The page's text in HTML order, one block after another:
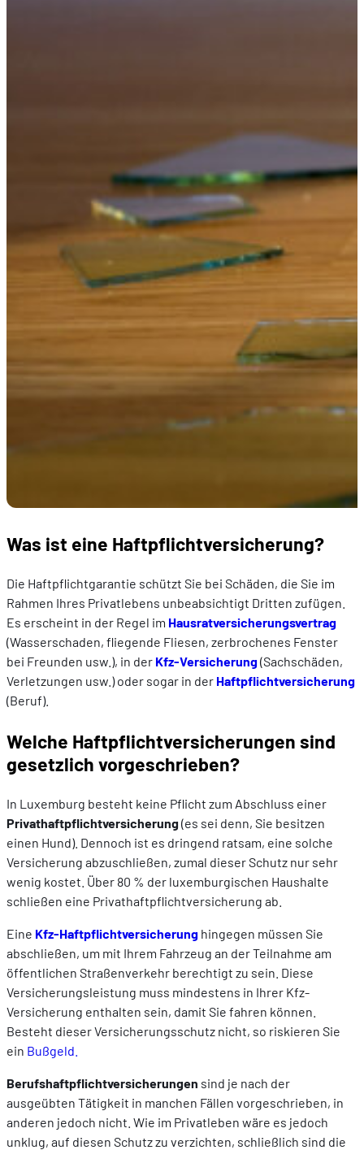
Was ist eine Haftpflichtversicherung?
Die Haftpflichtgarantie schützt Sie bei Schäden, die Sie im
Rahmen Ihres Privatlebens unbeabsichtigt Dritten zufügen.
Es erscheint in der Regel im Hausratversicherungsvertrag
(Wasserschaden, fliegende Fliesen, zerbrochenes Fenster
bei Freunden usw.), in der Kfz-Versicherung(Sachschäden,
Verletzungen usw.) oder sogar in der Haftpflichtversicherung
(Beruf).
Welche Haftpflichtversicherungen sind
gesetzlich vorgeschrieben?
In Luxemburg besteht keine Pflicht zum Abschluss einer
Privathaftpflichtversicherung(es sei denn, Sie besitzen
einen Hund). Dennoch ist es dringend ratsam, eine solche
Versicherung abzuschließen, zumal dieser Schutz nur sehr
wenig kostet. Über 80 % der luxemburgischen Haushalte
schließen eine Privathaftpflichtversicherung ab.
Eine Kfz-Haftpflichtversicherung hingegen müssen Sie
abschließen, um mit Ihrem Fahrzeug an der Teilnahme am
öffentlichen Straßenverkehr berechtigt zu sein. Diese
Versicherungsleistung muss mindestens in Ihrer Kfz-
Versicherung enthalten sein, damit Sie fahren können.
Besteht dieser Versicherungsschutz nicht, so riskieren Sie
ein Bußgeld.
Berufshaftpflichtversicherungen sind je nach der
ausgeübten Tätigkeit in manchen Fällen vorgeschrieben, in
anderen jedoch nicht. Wie im Privatleben wäre es jedoch
unklug, auf diesen Schutz zu verzichten, schließlich sind die